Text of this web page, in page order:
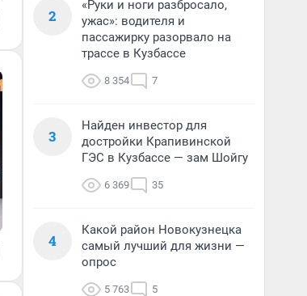
2
«Руки и ноги разбросало,
ужас»: водителя и
пассажирку разорвало на
трассе в Кузбассе
8 354 7
3
Найден инвестор для
достройки Крапивинской
ГЭС в Кузбассе — зам Шойгу
6 369 35
4
Какой район Новокузнецка
самый лучший для жизни —
опрос
5 763 5